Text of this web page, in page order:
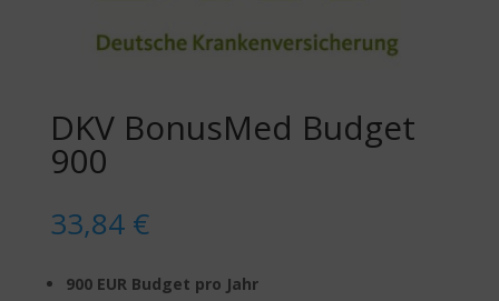
DKV BonusMed Budget
900
33,84 €
900 EUR Budget pro Jahr